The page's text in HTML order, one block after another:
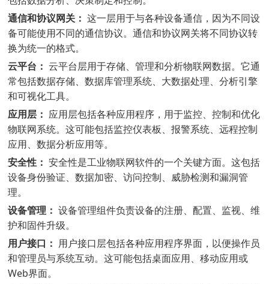
通信和协议网关： 这一层用于与各种设备通信，因为不同设
备可能使用不同的通信协议。通信和协议网关将不同协议转
换为统一的格式。
云平台： 云平台层用于存储、管理和分析物联网数据。它通
常包括数据存储、数据库管理系统、大数据处理、分析引擎
和可视化工具。
应用层： 应用层包括各种应用程序，用于监控、控制和优化
物联网系统。这可能包括监控仪表板、报警系统、远程控制
应用、数据分析应用等。
安全性： 安全性是工业物联网软件的一个关键方面。这包括
设备身份验证、数据加密、访问控制、威胁检测和漏洞管
理。
设备管理： 设备管理组件负责设备的注册、配置、监视、维
护和固件升级。
用户接口： 用户接口层包括各种应用程序界面，以便操作员
和管理员与系统互动。这可能包括桌面应用、移动应用或
Web界面。